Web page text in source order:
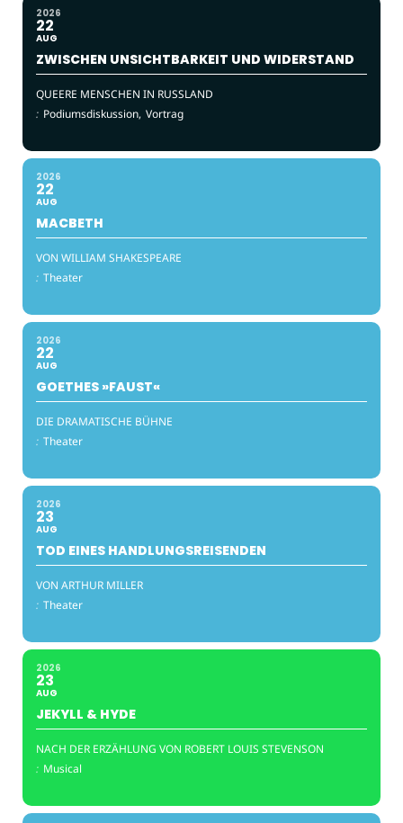
2026
22
AUG
ZWISCHEN UNSICHTBARKEIT UND WIDERSTAND
QUEERE MENSCHEN IN RUSSLAND
: Podiumsdiskussion, Vortrag
2026
22
AUG
MACBETH
VON WILLIAM SHAKESPEARE
: Theater
2026
22
AUG
GOETHES »FAUST«
DIE DRAMATISCHE BÜHNE
: Theater
2026
23
AUG
TOD EINES HANDLUNGSREISENDEN
VON ARTHUR MILLER
: Theater
2026
23
AUG
JEKYLL & HYDE
NACH DER ERZÄHLUNG VON ROBERT LOUIS STEVENSON
: Musical